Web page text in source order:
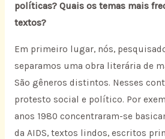
políticas? Quais os temas mais
textos?
Em primeiro lugar, nós,
separamos uma obra literária de
São gêneros distintos. Nesses
protesto social e político. Por
anos 1980 concentraram-se
da AIDS, textos lindos, escritos